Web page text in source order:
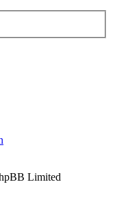
Limited